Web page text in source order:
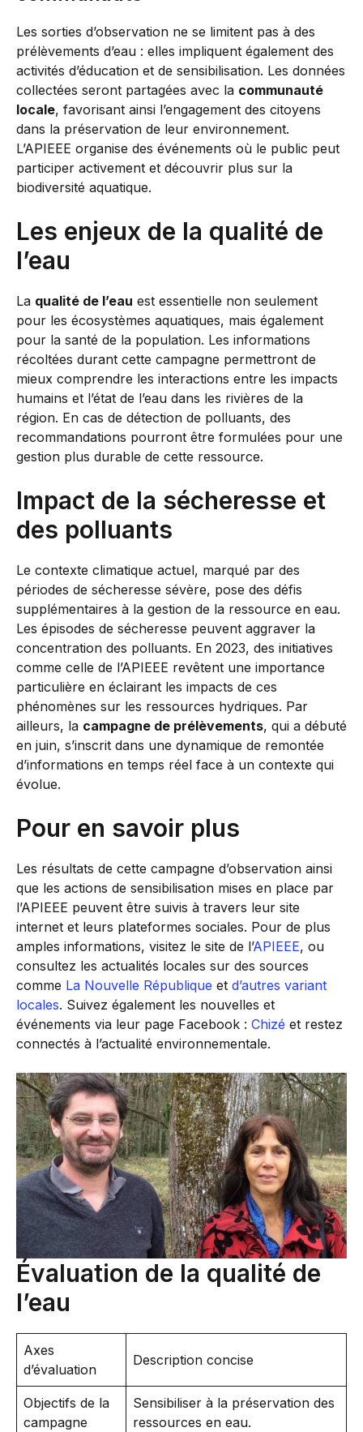
Les sorties d’observation ne se limitent pas à des
prélèvements d’eau : elles impliquent également des
activités d’éducation et de sensibilisation. Les données
collectées seront partagées avec la communauté
locale, favorisant ainsi l’engagement des citoyens
dans la préservation de leur environnement.
L’APIEEE organise des événements où le public peut
participer activement et découvrir plus sur la
biodiversité aquatique.
Les enjeux de la qualité de
l’eau
La qualité de l’eau est essentielle non seulement
pour les écosystèmes aquatiques, mais également
pour la santé de la population. Les informations
récoltées durant cette campagne permettront de
mieux comprendre les interactions entre les impacts
humains et l’état de l’eau dans les rivières de la
région. En cas de détection de polluants, des
recommandations pourront être formulées pour une
gestion plus durable de cette ressource.
Impact de la sécheresse et
des polluants
Le contexte climatique actuel, marqué par des
périodes de sécheresse sévère, pose des défis
supplémentaires à la gestion de la ressource en eau.
Les épisodes de sécheresse peuvent aggraver la
concentration des polluants. En 2023, des initiatives
comme celle de l’APIEEE revêtent une importance
particulière en éclairant les impacts de ces
phénomènes sur les ressources hydriques. Par
ailleurs, la campagne de prélèvements, qui a débuté
en juin, s’inscrit dans une dynamique de remontée
d’informations en temps réel face à un contexte qui
évolue.
Pour en savoir plus
Les résultats de cette campagne d’observation ainsi
que les actions de sensibilisation mises en place par
l’APIEEE peuvent être suivis à travers leur site
internet et leurs plateformes sociales. Pour de plus
amples informations, visitez le site de l’APIEEE, ou
consultez les actualités locales sur des sources
comme La Nouvelle République et d’autres variant
locales. Suivez également les nouvelles et
événements via leur page Facebook : Chizé et restez
connectés à l’actualité environnementale.
Évaluation de la qualité de
l’eau
Axes
d’évaluation
Description concise
Objectifs de la
campagne
Sensibiliser à la préservation des
ressources en eau.